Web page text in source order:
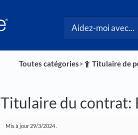
Toutes catégories​>​ ​Titulaire de
Titulaire du contrat:
Mis à jour 29/3/2024